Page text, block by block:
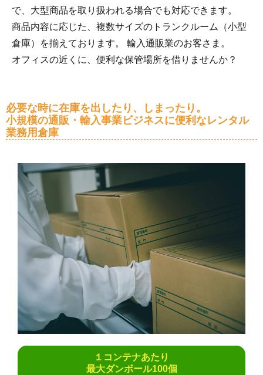
で、大型商品を取り扱われる場合でも対応できます。
商品内容に応じた、複数サイズのトランクルーム（小型
倉庫）を揃えております。 輸入通販業のお客さま。
オフィスの近くに、便利な保管場所を借りませんか？
必要な時に在庫を出したり、しまったり。
小規模の通販・輸入事業ビジネスに便利なレンタル
業務用倉庫
１コンテナあたり
最大ダンボール100個